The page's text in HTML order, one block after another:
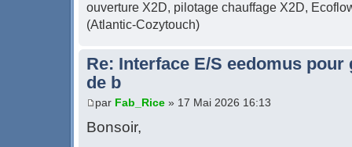
ouverture X2D, pilotage chauffage X2D,
(Atlantic-Cozytouch)
Re: Interface E/S eedomus
de b
par Fab_Rice » 17 Mai 2026 16:13
Bonsoir,